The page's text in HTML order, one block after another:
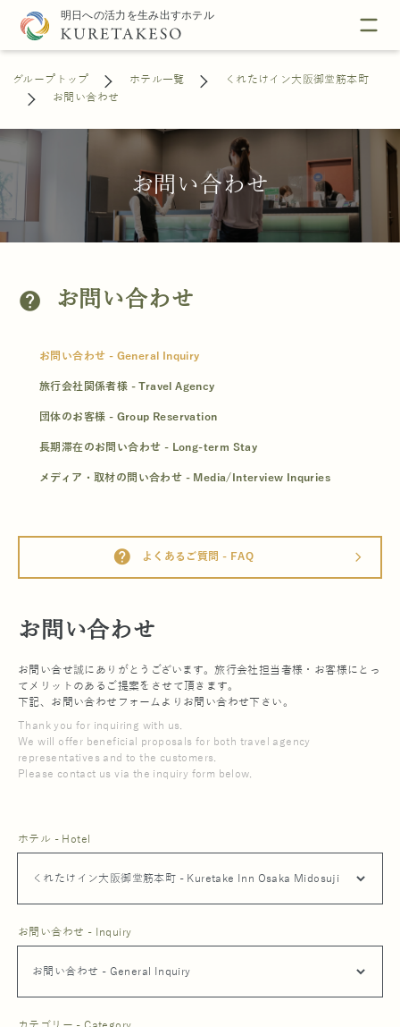
グループトップ ホテル一覧
くれたけイン大阪御堂筋本町
お問い合わせ
お問い合わせ
help お問い合わせ
お問い合わせ - General Inquiry
旅行会社関係者様 - Travel Agency
団体のお客様 - Group Reservation
長期滞在のお問い合わせ - Long-term Stay
メディア・取材の問い合わせ - Media/Interview Inquries
help よくあるご質問 - FAQ arrow_forward_ios
お問い合わせ
お問い合せ誠にありがとうございます。旅行会社担当者様・お客様にとっ
てメリットのあるご提案をさせて頂きます。
下記、お問い合わせフォームよりお問い合わせ下さい。
Thank you for inquiring with us.
We will offer beneficial proposals for both travel agency
representatives and to the customers.
Please contact us via the inquiry form below.
ホテル - Hotel
お問い合わせ - Inquiry